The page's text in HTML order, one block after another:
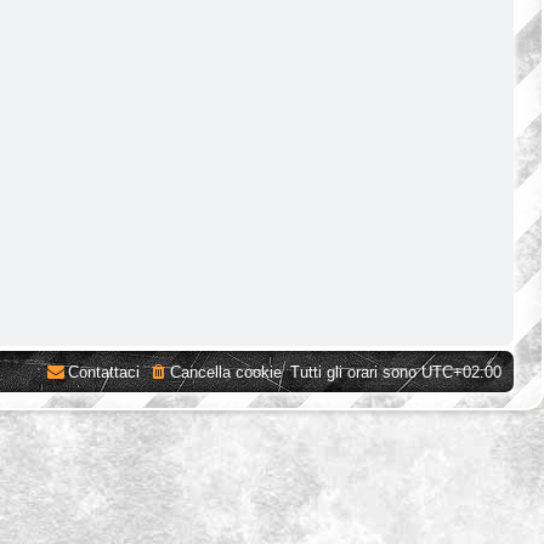
Tutti gli orari sonoUTC+02:00
Cancella cookie
Contattaci